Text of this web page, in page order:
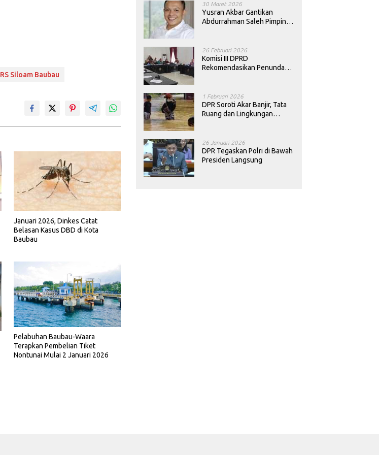
RS Siloam Baubau
Januari 2026, Dinkes Catat
Belasan Kasus DBD di Kota
Baubau
Pelabuhan Baubau-Waara
Terapkan Pembelian Tiket
Nontunai Mulai 2 Januari 2026
30 Maret 2026
Yusran Akbar Gantikan
Abdurrahman Saleh Pimpin
26 Februari 2026
Komisi III DPRD
Rekomendasikan Penundaan
1 Februari 2026
DPR Soroti Akar Banjir, Tata
Ruang dan Lingkungan
26 Januari 2026
DPR Tegaskan Polri di Bawah
Presiden Langsung